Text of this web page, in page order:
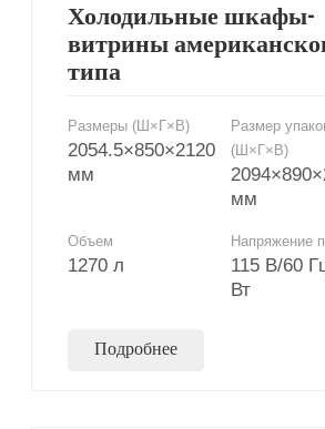
Холодильные шкафы-
витрины
типа
Размеры (Ш×Г×В)
2054.5×850×2120
мм
Размер
(Ш×Г×В)
мм
Объем
1270 л
Напряжение
115 В/60
Вт
Подробнее